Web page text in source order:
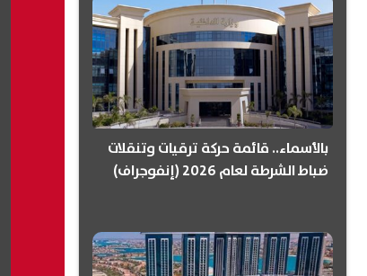
بالأسماء.. قائمة حركة ترقيات وتنقلات
ضباط الشرطة لعام 2026 (إنفوجراف)